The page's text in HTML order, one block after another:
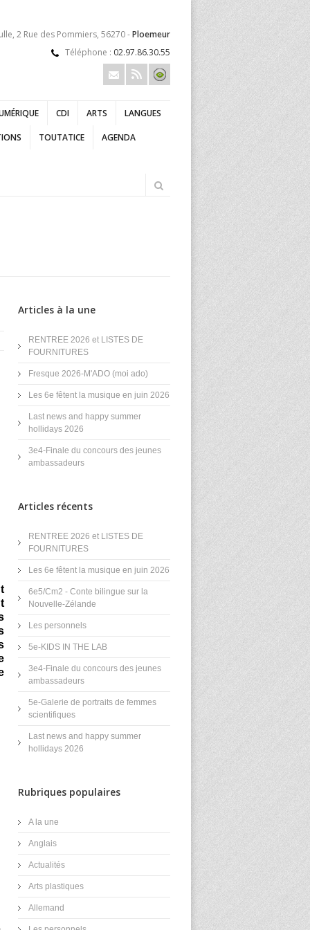
2 Rue des Pommiers, 56270 -Ploemeur
Téléphone : 02.97.86.30.55
CDI ARTS LANGUES
TOUTATICE AGENDA
Articles à la une
RENTREE 2026 et LISTES DE
FOURNITURES
Fresque 2026-M'ADO (moi ado)
Les 6e fêtent la musique en juin 2026
Last news and happy summer
hollidays 2026
3e4-Finale du concours des jeunes
ambassadeurs
Articles récents
RENTREE 2026 et LISTES DE
FOURNITURES
Les 6e fêtent la musique en juin 2026
6e5/Cm2 - Conte bilingue sur la
Nouvelle-Zélande
Les personnels
5e-KIDS IN THE LAB
3e4-Finale du concours des jeunes
ambassadeurs
5e-Galerie de portraits de femmes
scientifiques
Last news and happy summer
hollidays 2026
Rubriques populaires
A la une
Anglais
Actualités
Arts plastiques
Allemand